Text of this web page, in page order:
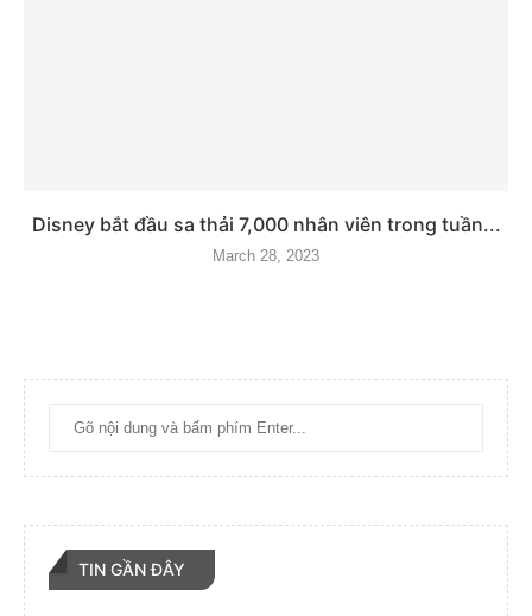
Disney bắt đầu sa thải 7,000 nhân viên trong tuần...
March 28, 2023
TIN GẦN ĐÂY